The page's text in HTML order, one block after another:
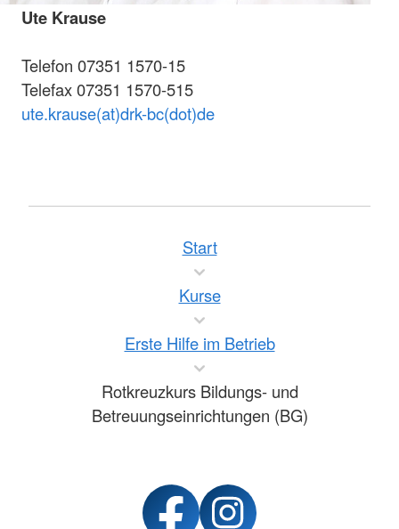
Ute Krause
Telefon 07351 1570-15
Telefax 07351 1570-515
ute.krause(at)drk-bc(dot)de
Start
Kurse
Erste Hilfe im Betrieb
Rotkreuzkurs Bildungs- und
Betreuungseinrichtungen (BG)